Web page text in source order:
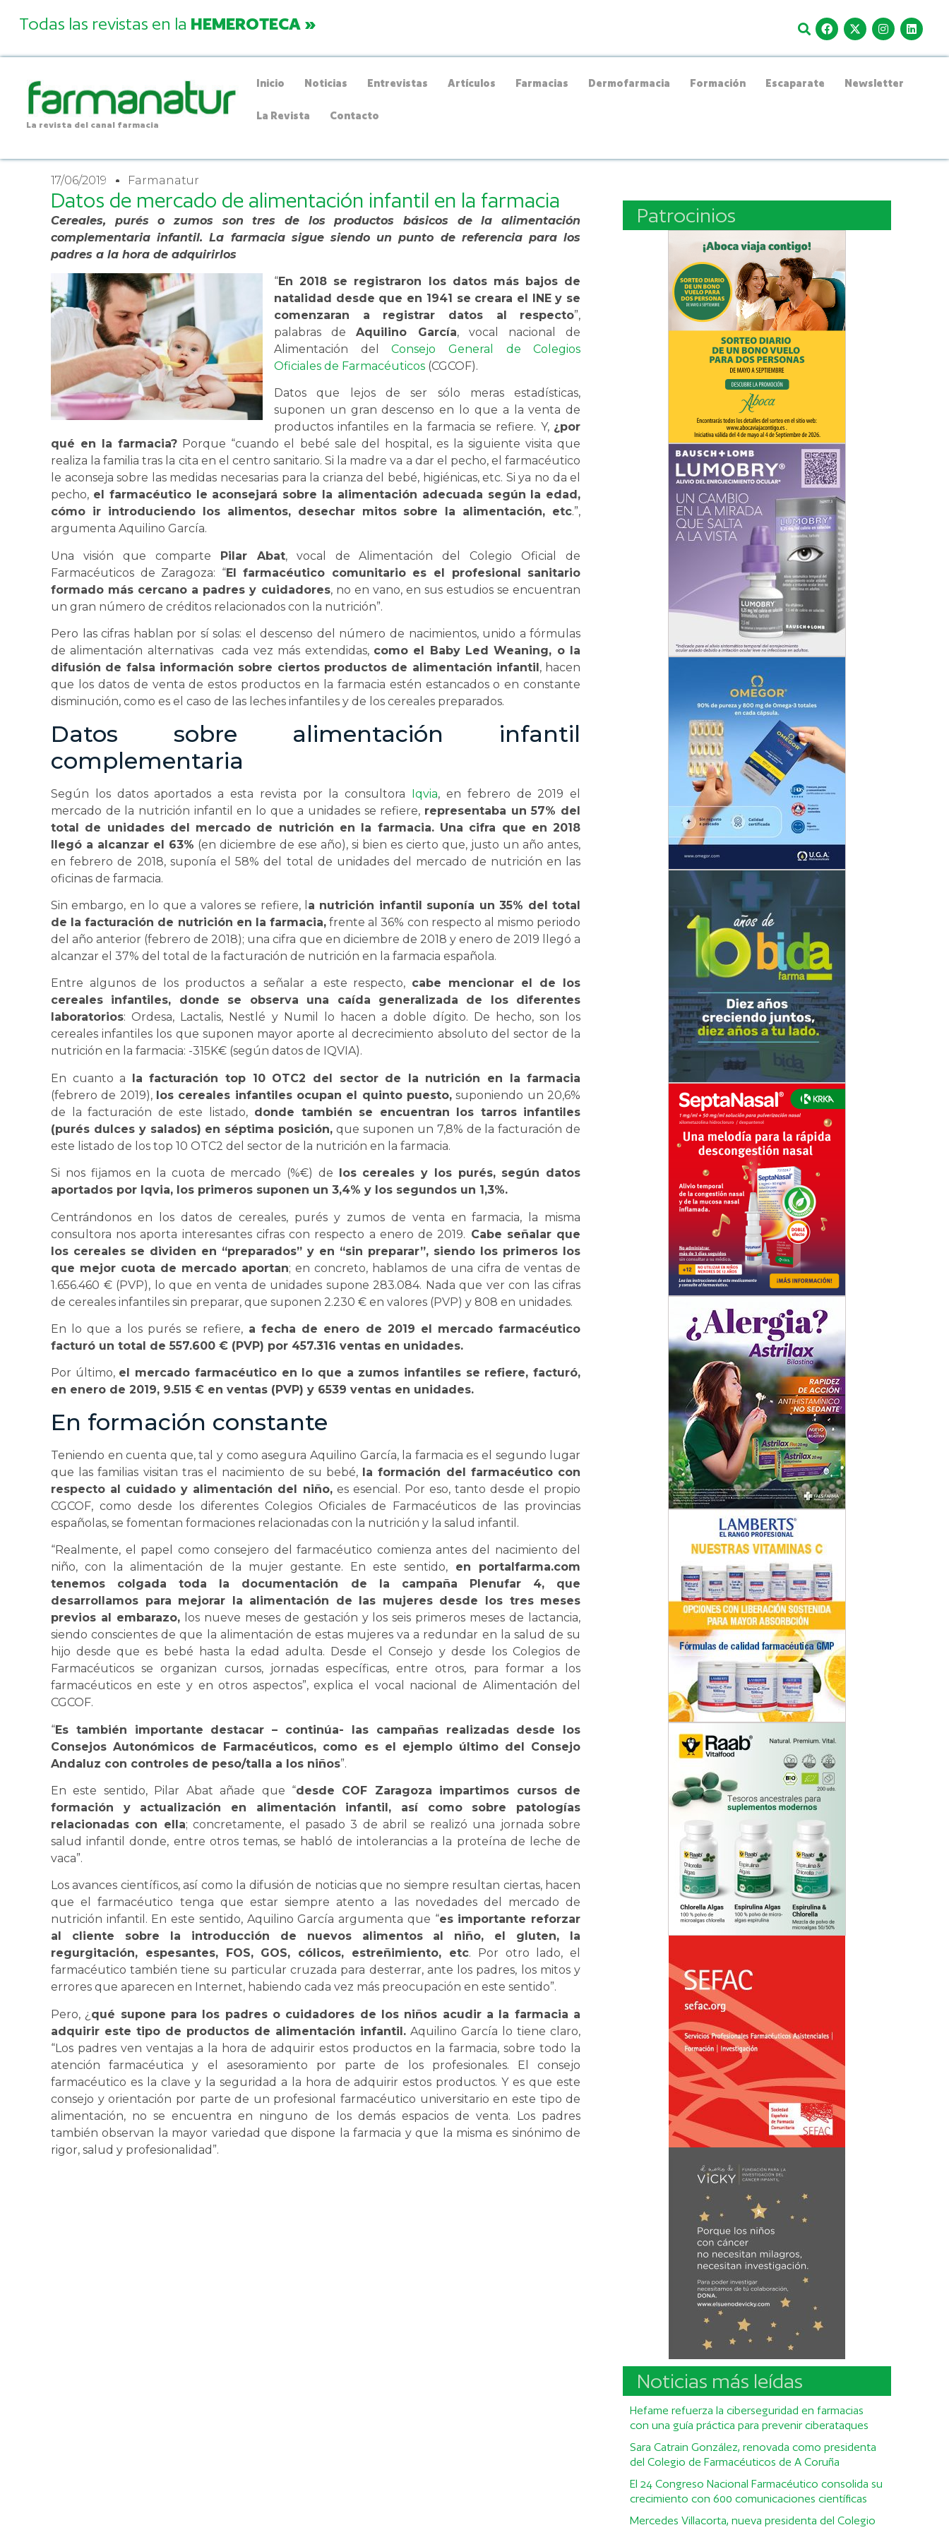
Todas las revistas en la HEMEROTECA »
La revista del canal farmacia
Inicio Noticias Entrevistas Artículos Farmacias Dermofarmacia Formación Escaparate Newsletter
La Revista Contacto
17/06/2019 Farmanatur
Datos de mercado de alimentación infantil en la farmacia
Cereales, purés o zumos son tres de los productos básicos de la alimentación
complementaria infantil. La farmacia sigue siendo un punto de referencia para los
padres a la hora de adquirirlos
“En 2018 se registraron los datos más bajos de
natalidad desde que en 1941 se creara el INE y se
comenzaran a registrar datos al respecto”,
palabras deAquilino García, vocal nacional de
Alimentación delConsejo General de Colegios
Oficiales de Farmacéuticos (CGCOF).
Datos que lejos de ser sólo meras estadísticas,
suponen un gran descenso en lo que a la venta de
productos infantiles en la farmacia se refiere. Y, ¿por
qué en la farmacia? Porque “cuando el bebé sale del hospital, es la siguiente visita que
realiza la familia tras la cita en el centro sanitario. Si la madre va a dar el pecho, el farmacéutico
le aconseja sobre las medidas necesarias para la crianza del bebé, higiénicas, etc. Si ya no da el
pecho, el farmacéutico le aconsejará sobre la alimentación adecuada según la edad,
cómo ir introduciendo los alimentos, desechar mitos sobre la alimentación, etc.”,
argumenta Aquilino García.
Una visión que comparte Pilar Abat, vocal de Alimentación del Colegio Oficial de
Farmacéuticos de Zaragoza: “El farmacéutico comunitario es el profesional sanitario
formado más cercano a padres y cuidadores, no en vano, en sus estudios se encuentran
un gran número de créditos relacionados con la nutrición”.
Pero las cifras hablan por sí solas: el descenso del número de nacimientos, unido a fórmulas
de alimentación alternativas cada vez más extendidas, como el Baby Led Weaning, o la
difusión de falsa información sobre ciertos productos de alimentación infantil , hacen
que los datos de venta de estos productos en la farmacia estén estancados o en constante
disminución, como es el caso de las leches infantiles y de los cereales preparados.
Datos sobre alimentación infantil
complementaria
Según los datos aportados a esta revista por la consultora Iqvia, en febrero de 2019 el
mercado de la nutrición infantil en lo que a unidades se refiere, representaba un 57% del
total de unidades del mercado de nutrición en la farmacia. Una cifra que en 2018
llegó a alcanzar el 63% (en diciembre de ese año), si bien es cierto que, justo un año antes,
en febrero de 2018, suponía el 58% del total de unidades del mercado de nutrición en las
oficinas de farmacia.
Sin embargo, en lo que a valores se refiere, l a nutrición infantil suponía un 35% del total
de la facturación de nutrición en la farmacia, frente al 36% con respecto al mismo periodo
del año anterior (febrero de 2018); una cifra que en diciembre de 2018 y enero de 2019 llegó a
alcanzar el 37% del total de la facturación de nutrición en la farmacia española.
Entre algunos de los productos a señalar a este respecto, cabe mencionar el de los
cereales infantiles, donde se observa una caída generalizada de los diferentes
laboratorios: Ordesa, Lactalis, Nestlé y Numil lo hacen a doble dígito. De hecho, son los
cereales infantiles los que suponen mayor aporte al decrecimiento absoluto del sector de la
nutrición en la farmacia: -315K€ (según datos de IQVIA).
En cuanto a la facturación top 10 OTC2 del sector de la nutrición en la farmacia
(febrero de 2019), los cereales infantiles ocupan el quinto puesto, suponiendo un 20,6%
de la facturación de este listado,donde también se encuentran los tarros infantiles
(purés dulces y salados) en séptima posición, que suponen un 7,8% de la facturación de
este listado de los top 10 OTC2 del sector de la nutrición en la farmacia.
Si nos fijamos en la cuota de mercado (%€) de
los cereales y los purés, según datos
aportados por Iqvia, los primeros suponen un 3,4% y los segundos un 1,3%.
Centrándonos en los datos de cereales, purés y zumos de venta en farmacia, la misma
consultora nos aporta interesantes cifras con respecto a enero de 2019. Cabe señalar que
los cereales se dividen en “preparados” y en “sin preparar”, siendo los primeros los
que mejor cuota de mercado aportan; en concreto, hablamos de una cifra de ventas de
1.656.460 € (PVP), lo que en venta de unidades supone 283.084. Nada que ver con las cifras
de cereales infantiles sin preparar, que suponen 2.230 € en valores (PVP) y 808 en unidades.
En lo que a los purés se refiere,a fecha de enero de 2019 el mercado farmacéutico
facturó un total de 557.600 € (PVP) por 457.316 ventas en unidades.
Por último, el mercado farmacéutico en lo que a zumos infantiles se refiere, facturó,
en enero de 2019, 9.515 € en ventas (PVP) y 6539 ventas en unidades.
En formación constante
Teniendo en cuenta que, tal y como asegura Aquilino García, la farmacia es el segundo lugar
que las familias visitan tras el nacimiento de su bebé, la formación del farmacéutico con
respecto al cuidado y alimentación del niño,es esencial. Por eso, tanto desde el propio
CGCOF, como desde los diferentes Colegios Oficiales de Farmacéuticos de las provincias
españolas, se fomentan formaciones relacionadas con la nutrición y la salud infantil.
“Realmente, el papel como consejero del farmacéutico comienza antes del nacimiento del
niño, con la alimentación de la mujer gestante. En este sentido, en portalfarma.com
tenemos colgada toda la documentación de la campaña Plenufar 4, que
desarrollamos para mejorar la alimentación de las mujeres desde los tres meses
previos al embarazo,los nueve meses de gestación y los seis primeros meses de lactancia,
siendo conscientes de que la alimentación de estas mujeres va a redundar en la salud de su
hijo desde que es bebé hasta la edad adulta. Desde el Consejo y desde los Colegios de
Farmacéuticos se organizan cursos, jornadas específicas, entre otros, para formar a los
farmacéuticos en este y en otros aspectos”, explica el vocal nacional de Alimentación del
CGCOF.
“Es también importante destacar – continúa- las campañas realizadas desde los
Consejos Autonómicos de Farmacéuticos, como es el ejemplo último del Consejo
Andaluz con controles de peso/talla a los niños”.
En este sentido, Pilar Abat añade que “desde COF Zaragoza impartimos cursos de
formación y actualización en alimentación infantil, así como sobre patologías
relacionadas con ella; concretamente, el pasado 3 de abril se realizó una jornada sobre
salud infantil donde, entre otros temas, se habló de intolerancias a la proteína de leche de
vaca”.
Los avances científicos, así como la difusión de noticias que no siempre resultan ciertas, hacen
que el farmacéutico tenga que estar siempre atento a las novedades del mercado de
nutrición infantil. En este sentido, Aquilino García argumenta que “es importante reforzar
al cliente sobre la introducción de nuevos alimentos al niño, el gluten, la
regurgitación, espesantes, FOS, GOS, cólicos, estreñimiento, etc. Por otro lado, el
farmacéutico también tiene su particular cruzada para desterrar, ante los padres, los mitos y
errores que aparecen en Internet, habiendo cada vez más preocupación en este sentido”.
Pero, ¿ qué supone para los padres o cuidadores de los niños acudir a la farmacia a
adquirir este tipo de productos de alimentación infantil. Aquilino García lo tiene claro,
“Los padres ven ventajas a la hora de adquirir estos productos en la farmacia, sobre todo la
atención farmacéutica y el asesoramiento por parte de los profesionales. El consejo
farmacéutico es la clave y la seguridad a la hora de adquirir estos productos. Y es que este
consejo y orientación por parte de un profesional farmacéutico universitario en este tipo de
alimentación, no se encuentra en ninguno de los demás espacios de venta. Los padres
también observan la mayor variedad que dispone la farmacia y que la misma es sinónimo de
rigor, salud y profesionalidad”.
Patrocinios
Noticias más leídas
Hefame refuerza la ciberseguridad en farmacias
con una guía práctica para prevenir ciberataques
Sara Catrain González, renovada como presidenta
del Colegio de Farmacéuticos de A Coruña
El 24 Congreso Nacional Farmacéutico consolida su
crecimiento con 600 comunicaciones científicas
Mercedes Villacorta, nueva presidenta del Colegio